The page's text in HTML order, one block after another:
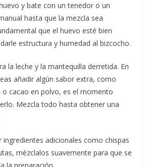
y bate con un tenedor o un
hasta que la mezcla sea
que el huevo esté bien
estructura y humedad al bizcocho.
la leche y la mantequilla derretida. En
añadir algún sabor extra, como
o cacao en polvo, es el momento
Mezcla todo hasta obtener una
ingredientes adicionales como chispas
mézclalos suavemente para que se